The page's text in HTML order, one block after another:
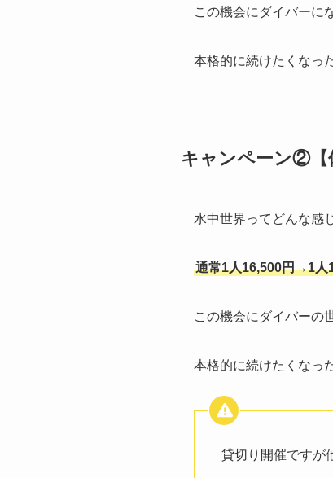
この機会にダイバーに
本格的に続けたくなっ
キャンペーン②【
水中世界ってどんな感
通常1人16,500円→1人
この機会にダイバーの
本格的に続けたくなっ
貸切り開催ですが